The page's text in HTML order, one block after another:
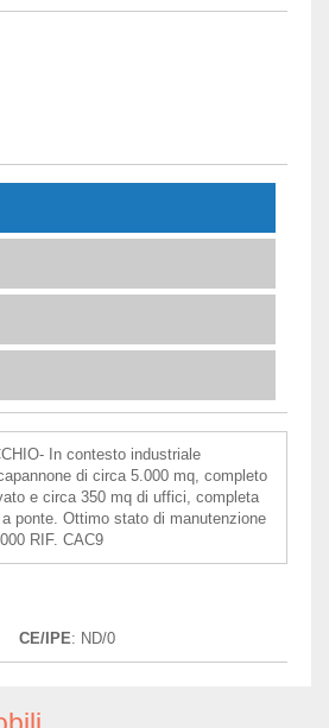
In contesto industriale
di circa 5.000 mq, completo
e circa 350 mq di uffici, completa
ponte. Ottimo stato di manutenzione
RIF. CAC9
CE/IPE: ND/0